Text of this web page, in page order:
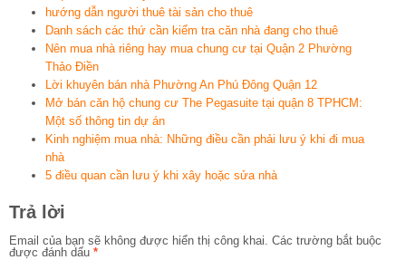
hướng dẫn người thuê tài sản cho thuê
Danh sách các thứ cần kiểm tra căn nhà đang cho thuê
Nên mua nhà riêng hay mua chung cư tại Quận 2 Phường
Thảo Điền
Lời khuyên bán nhà Phường An Phú Đông Quận 12
Mở bán căn hộ chung cư The Pegasuite tại quận 8 TPHCM:
Một số thông tin dự án
Kinh nghiệm mua nhà: Những điều cần phải lưu ý khi đi mua
nhà
5 điều quan cần lưu ý khi xây hoặc sửa nhà
Trả lời
Email của bạn sẽ không được hiển thị công khai. Các trường bắt buộc
được đánh dấu *